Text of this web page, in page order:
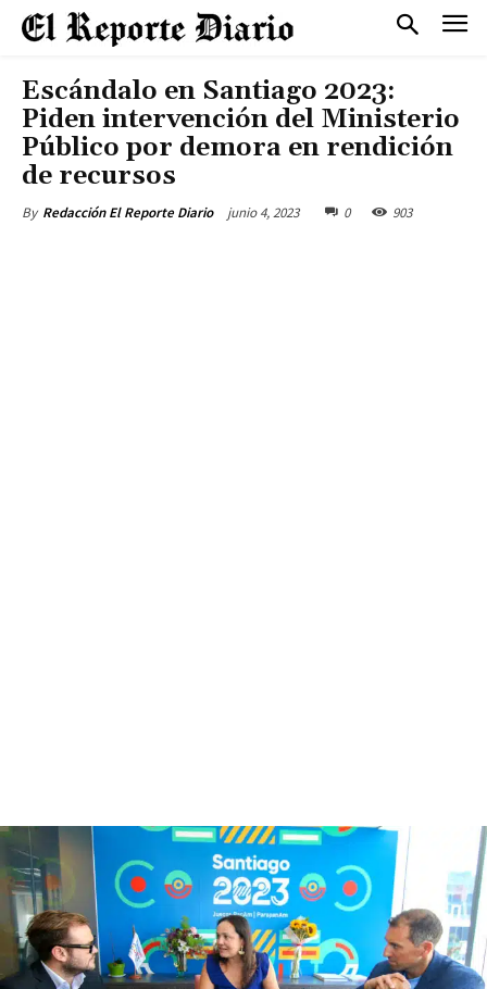
Escándalo en Santiago 2023:
Piden intervención del Ministerio
Público por demora en rendición
de recursos
By Redacción El Reporte Diario junio 4, 2023 0 903